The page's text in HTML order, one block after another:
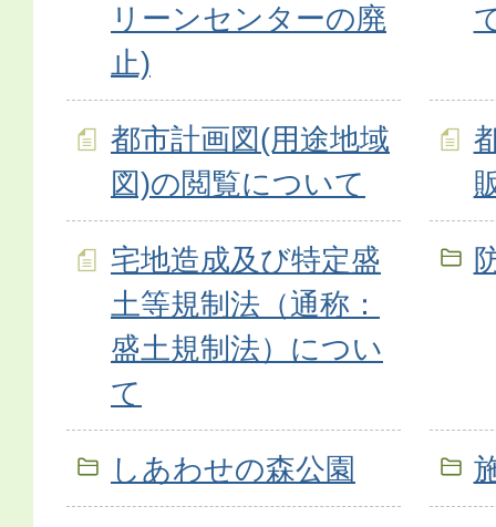
リーンセンターの廃
止)
都市計画図(用途地域
図)の閲覧について
宅地造成及び特定盛
土等規制法（通称：
盛土規制法）につい
て
しあわせの森公園